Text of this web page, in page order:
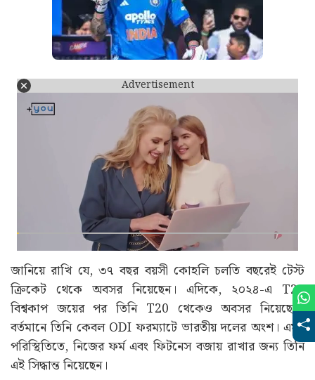
Advertisement
জানিয়ে রাখি যে, ৩৭ বছর বয়সী কোহলি চলতি বছরেই টেস্ট
ক্রিকেট থেকে অবসর নিয়েছেন। এদিকে, ২০২৪-এ T20
বিশ্বকাপ জয়ের পর তিনি T20 থেকেও অবসর নিয়েছেন।
বর্তমানে তিনি কেবল ODI ফরম্যাটে ভারতীয় দলের অংশ। এমন
পরিস্থিতিতে, নিজের ফর্ম এবং ফিটনেস বজায় রাখার জন্য তিনি
এই সিদ্ধান্ত নিয়েছেন।